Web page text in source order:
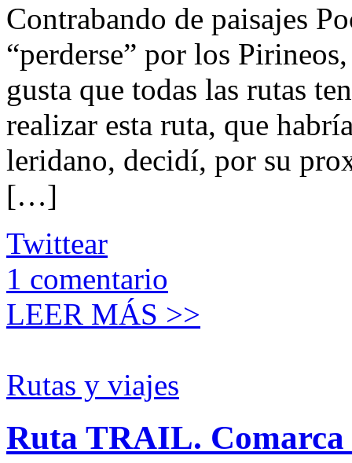
Contrabando de paisajes
“perderse” por los
gusta que todas las rutas
realizar esta ruta, que
leridano, decidí, por su
[…]
Twittear
1 comentario
LEER MÁS >>
Rutas y viajes
Ruta TRAIL. Comarca